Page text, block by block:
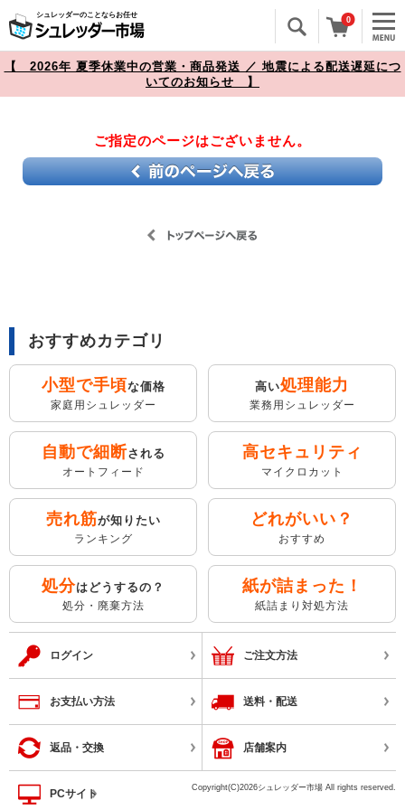
シュレッダーのことならお任せ
0
【 2026年 夏季休業中の営業・商品発送 ／ 地震による配送遅延につ
いてのお知らせ 】
ご指定のページはございません。
おすすめカテゴリ
小型で手頃な価格
家庭用シュレッダー
高い処理能力
業務用シュレッダー
自動で細断される
オートフィード
高セキュリティ
マイクロカット
売れ筋が知りたい
ランキング
どれがいい？
おすすめ
処分はどうするの？
処分・廃棄方法
紙が詰まった！
紙詰まり対処方法
ログイン ご注文方法
お支払い方法 送料・配送
返品・交換 店舗案内
PCサイト Copyright(C)2026シュレッダー市場 All rights reserved.